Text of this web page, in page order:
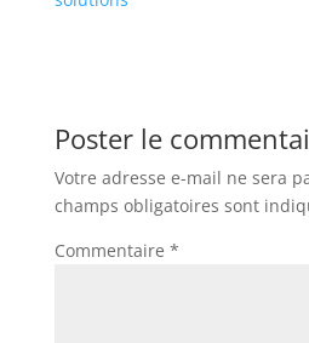
Poster le
Votre adresse e-mail ne sera
champs obligatoires sont
Commentaire *